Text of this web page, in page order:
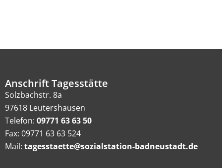
Anschrift Tagesstätte
Solzbachstr. 8a
97618 Leutershausen
Telefon: 09771 63 63 50
Fax: 09771 63 63 524
Mail: tagesstaette@sozialstation-badneustadt.de